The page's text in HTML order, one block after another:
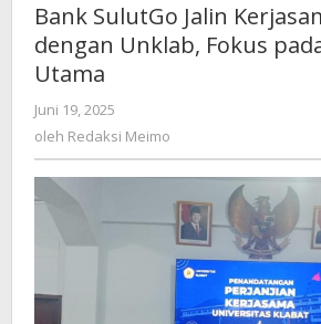
Kerjasama
Strategis
Tiga
Pilar
Utama
Bank SulutGo Jalin
dengan Unklab, Fokus
Utama
Juni 19, 2025
Redaksi
oleh Redaksi Meimo